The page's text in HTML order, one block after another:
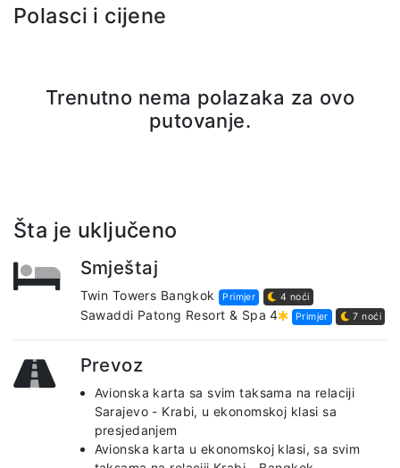
Polasci i cijene
Trenutno nema polazaka za ovo
putovanje.
Šta je uključeno
Smještaj
Twin Towers Bangkok Primjer 4 noći
Sawaddi Patong Resort & Spa 4 Primjer 7 noći
Prevoz
Avionska karta sa svim taksama na relaciji
Sarajevo - Krabi, u ekonomskoj klasi sa
presjedanjem
Avionska karta u ekonomskoj klasi, sa svim